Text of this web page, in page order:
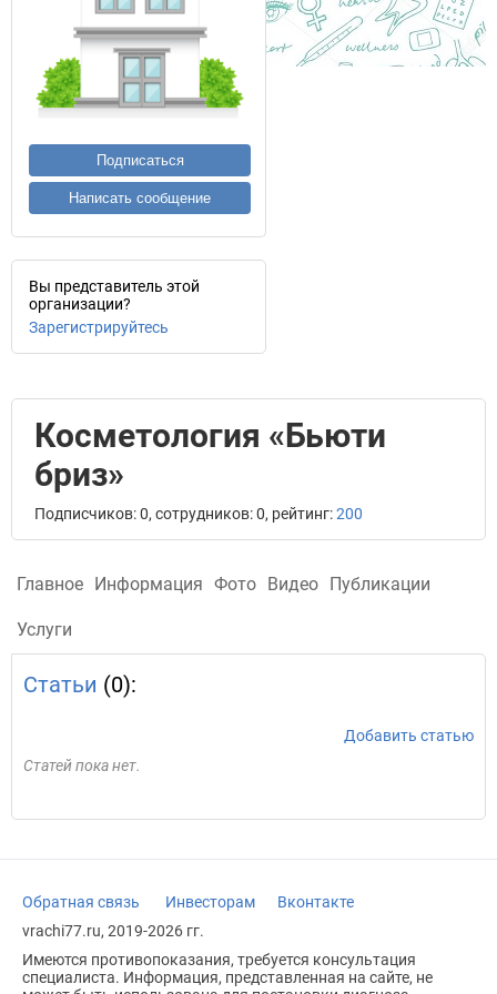
Подписаться
Написать сообщение
Вы представитель этой
организации?
Зарегистрируйтесь
Косметология «Бьюти
бриз»
Подписчиков: 0, сотрудников: 0, рейтинг:200
Главное Информация Фото Видео Публикации
Услуги
Статьи (0):
Добавить статью
Статей пока нет.
Обратная связь Инвесторам
Вконтакте
vrachi77.ru, 2019-2026 гг.
Имеются противопоказания, требуется консультация
специалиста. Информация, представленная на сайте, не